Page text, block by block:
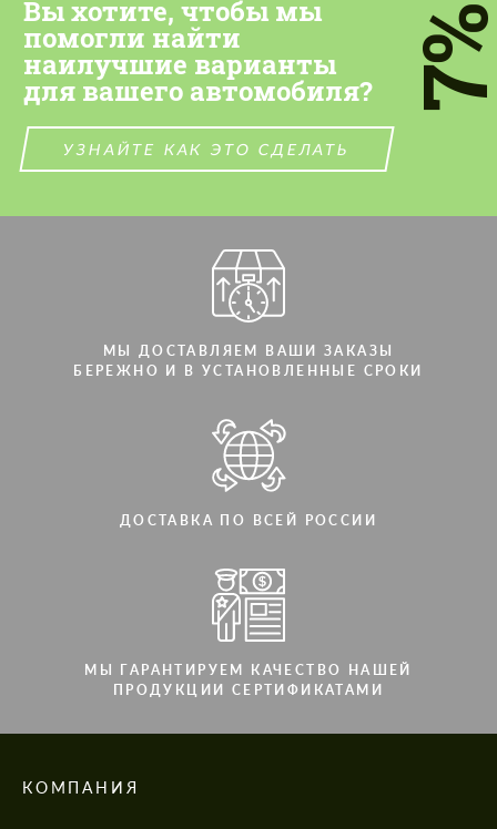
Вы хотите, чтобы мы
помогли найти
наилучшие варианты
для вашего автомобиля?
УЗНАЙТЕ КАК ЭТО СДЕЛАТЬ
МЫ ДОСТАВЛЯЕМ ВАШИ ЗАКАЗЫ
БЕРЕЖНО И В УСТАНОВЛЕННЫЕ СРОКИ
ДОСТАВКА ПО ВСЕЙ РОССИИ
МЫ ГАРАНТИРУЕМ КАЧЕСТВО НАШЕЙ
ПРОДУКЦИИ СЕРТИФИКАТАМИ
КОМПАНИЯ
персональных данных
СВЯЖИТЕСЬ СО МНОЙ
персональных данных
СВЯЖИТЕСЬ СО МНОЙ
Мы говорим на вашем языке